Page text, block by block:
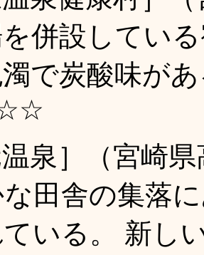
併設してい
で炭酸味が
温泉］（宮崎
田舎の集落
いる。 新し